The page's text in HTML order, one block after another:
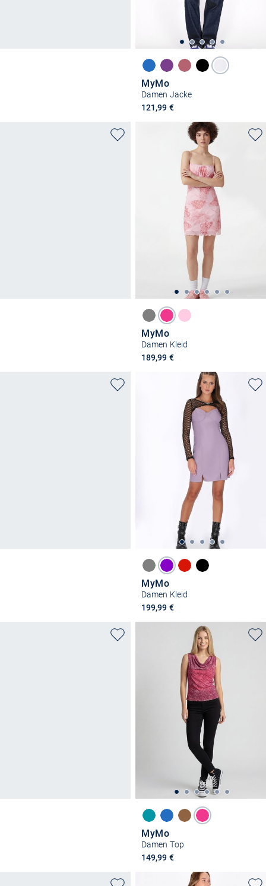
MyMo
Damen Jacke
121,99 €
MyMo
Damen Kleid
189,99 €
MyMo
Damen Kleid
199,99 €
MyMo
Damen Top
149,99 €